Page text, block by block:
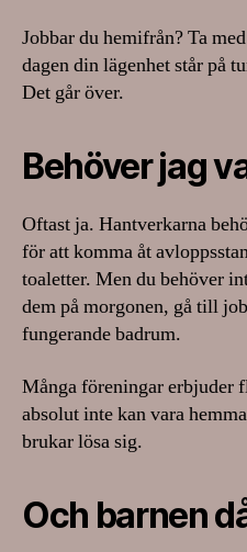
Jobbar du hemifrån? Ta
dagen din lägenhet står på
Det går över.
Behöver jag
Oftast ja. Hantverkarna
för att komma åt
toaletter. Men du behöver
dem på morgonen, gå till
fungerande badrum.
Många föreningar erbjuder
absolut inte kan vara
brukar lösa sig.
Och barnen